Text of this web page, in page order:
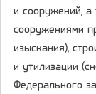
и сооружений, а
сооружениями
изыскания),
и утилизации
Федерального